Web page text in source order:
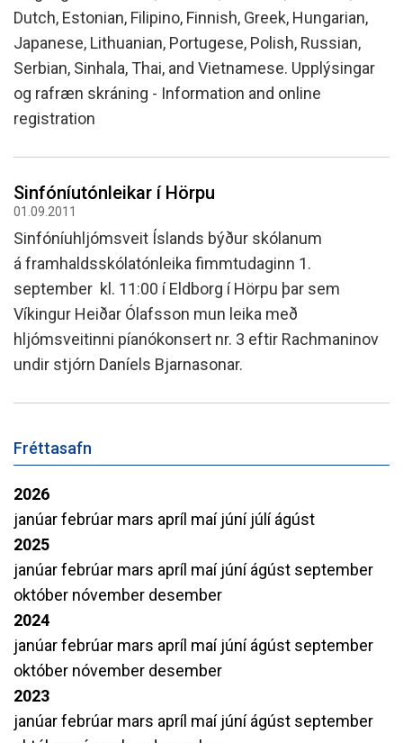
Dutch, Estonian, Filipino, Finnish, Greek, Hungarian,
Japanese, Lithuanian, Portugese, Polish, Russian,
Serbian, Sinhala, Thai, and Vietnamese. Upplýsingar
og rafræn skráning - Information and online
registration
Sinfóníutónleikar í Hörpu
01.09.2011
Sinfóníuhljómsveit Íslands býður skólanum
á framhaldsskólatónleika fimmtudaginn 1.
september kl. 11:00 í Eldborg í Hörpu þar sem
Víkingur Heiðar Ólafsson mun leika með
hljómsveitinni píanókonsert nr. 3 eftir Rachmaninov
undir stjórn Daníels Bjarnasonar.
Fréttasafn
2026
janúarfebrúar mars apríl maí júní júlíágúst
2025
janúarfebrúar mars apríl maí júníágúst september
október nóvember desember
2024
janúarfebrúar mars apríl maí júníágúst september
október nóvember desember
2023
janúarfebrúar mars apríl maí júníágúst september